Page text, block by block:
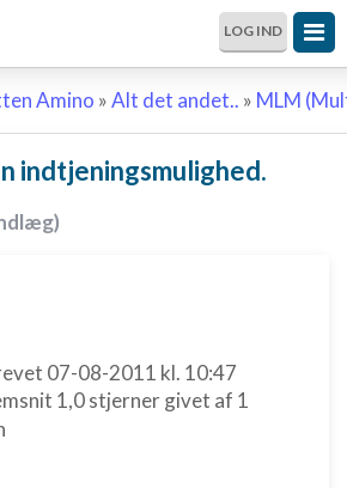
LOG IND
Amino »Alt det andet.. » MLM
indtjeningsmulighed.
07-08-2011 kl. 10:47
1,0stjerner givet af 1